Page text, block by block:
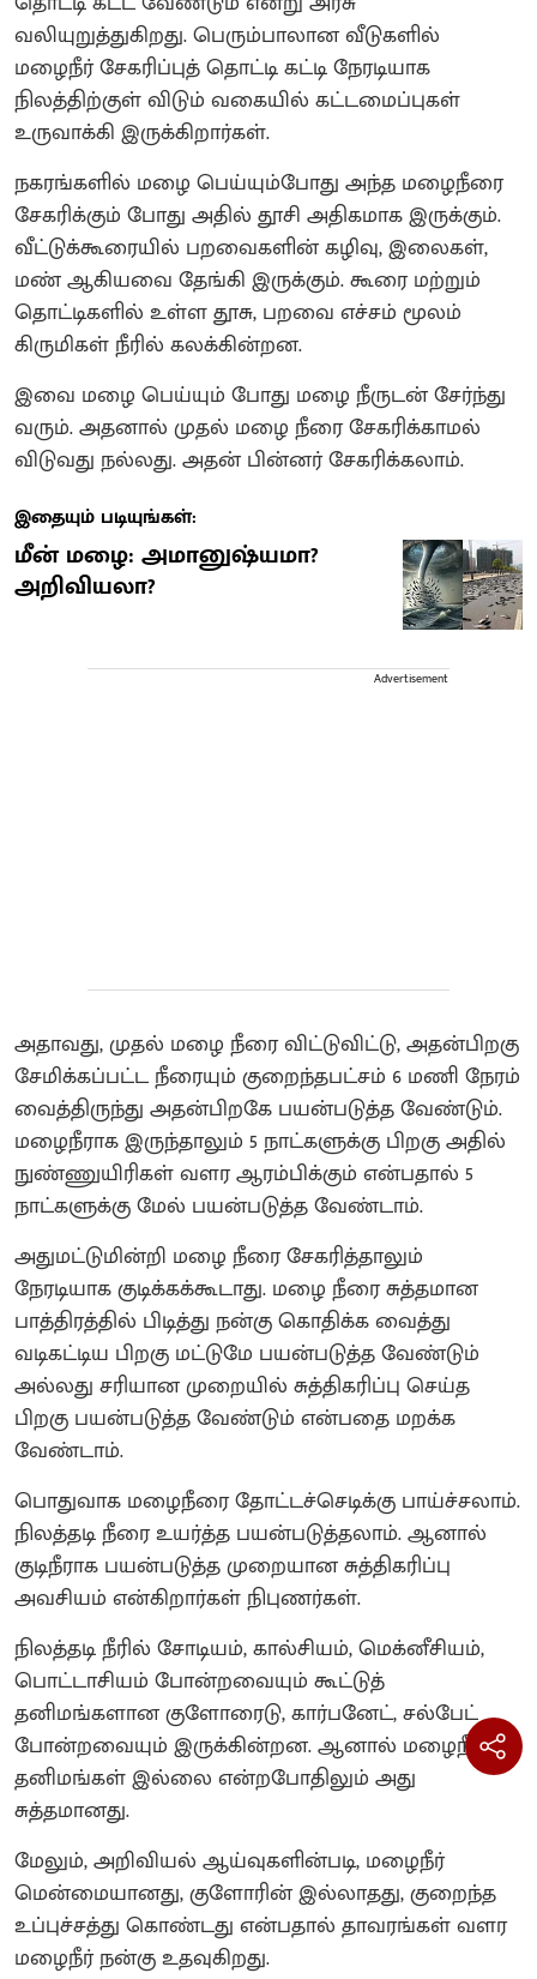
வலியுறுத்துகிறது. பெரும்பாலான வீடுகளில்
மழைநீர் சேகரிப்புத் தொட்டி கட்டி நேரடியாக
நிலத்திற்குள் விடும் வகையில் கட்டமைப்புகள்
உருவாக்கி இருக்கிறார்கள்.
நகரங்களில் மழை பெய்யும்போது அந்த மழைநீரை
சேகரிக்கும் போது அதில் தூசி அதிகமாக இருக்கும்.
வீட்டுக்கூரையில் பறவைகளின் கழிவு, இலைகள்,
மண் ஆகியவை தேங்கி இருக்கும். கூரை மற்றும்
தொட்டிகளில் உள்ள தூசு, பறவை எச்சம் மூலம்
கிருமிகள் நீரில் கலக்கின்றன.
இவை மழை பெய்யும் போது மழை நீருடன் சேர்ந்து
வரும். அதனால் முதல் மழை நீரை சேகரிக்காமல்
விடுவது நல்லது. அதன் பின்னர் சேகரிக்கலாம்.
இதையும் படியுங்கள்:
மீன் மழை: அமானுஷ்யமா?
அறிவியலா?
Advertisement
அதாவது, முதல் மழை நீரை விட்டுவிட்டு, அதன்பிறகு
சேமிக்கப்பட்ட நீரையும் குறைந்தபட்சம் 6 மணி நேரம்
வைத்திருந்து அதன்பிறகே பயன்படுத்த வேண்டும்.
மழைநீராக இருந்தாலும் 5 நாட்களுக்கு பிறகு அதில்
நுண்ணுயிரிகள் வளர ஆரம்பிக்கும் என்பதால் 5
நாட்களுக்கு மேல் பயன்படுத்த வேண்டாம்.
அதுமட்டுமின்றி மழை நீரை சேகரித்தாலும்
நேரடியாக குடிக்கக்கூடாது. மழை நீரை சுத்தமான
பாத்திரத்தில் பிடித்து நன்கு கொதிக்க வைத்து
வடிகட்டிய பிறகு மட்டுமே பயன்படுத்த வேண்டும்
அல்லது சரியான முறையில் சுத்திகரிப்பு செய்த
பிறகு பயன்படுத்த வேண்டும் என்பதை மறக்க
வேண்டாம்.
பொதுவாக மழைநீரை தோட்டச்செடிக்கு பாய்ச்சலாம்.
நிலத்தடி நீரை உயர்த்த பயன்படுத்தலாம். ஆனால்
குடிநீராக பயன்படுத்த முறையான சுத்திகரிப்பு
அவசியம் என்கிறார்கள் நிபுணர்கள்.
நிலத்தடி நீரில் சோடியம், கால்சியம், மெக்னீசியம்,
பொட்டாசியம் போன்றவையும் கூட்டுத்
தனிமங்களான குளோரைடு, கார்பனேட், சல்பேட்
போன்றவையும் இருக்கின்றன. ஆனால் மழைநீரில்
தனிமங்கள் இல்லை என்றபோதிலும் அது
சுத்தமானது.
மேலும், அறிவியல் ஆய்வுகளின்படி, மழைநீர்
மென்மையானது, குளோரின் இல்லாதது, குறைந்த
உப்புச்சத்து கொண்டது என்பதால் தாவரங்கள் வளர
மழைநீர் நன்கு உதவுகிறது.